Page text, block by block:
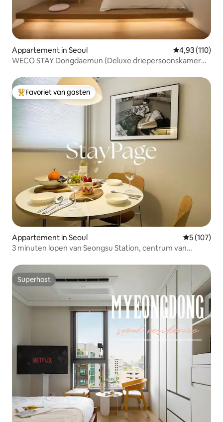
Appartement in Seoul Gemiddelde
4,93 (110)
WECO STAY Dongdaemun (Deluxe driepersoonskamer
Topfavoriet van gasten
Favoriet van gasten
Appartement in Seoul
5 (107)
3 minuten lopen van Seongsu Station, centrum van
emotionele minimalistische sfeer
Superhost
Superhost